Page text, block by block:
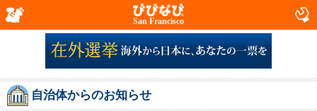
San Francisco
自治体からのお知らせ